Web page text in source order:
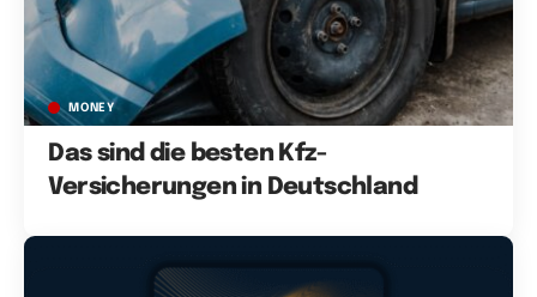
MONEY
Das sind die besten Kfz-
Versicherungen in Deutschland